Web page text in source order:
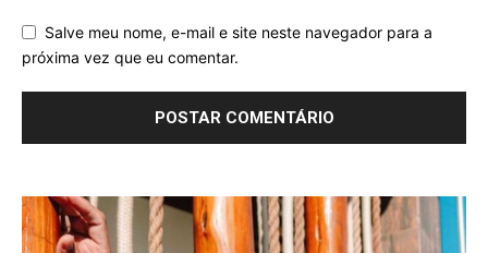
Salve meu nome, e-mail e site neste navegador para a
próxima vez que eu comentar.